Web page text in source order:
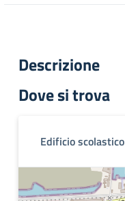
Descrizione
Dove si trova
Edificio scolastico